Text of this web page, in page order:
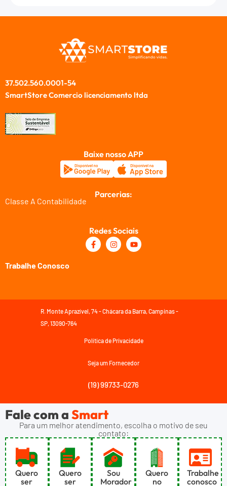
37.502.560.0001-54
SmartStore Comercio licenciamento ltda
Baixe nosso APP
Parcerias:
Classe A Contabilidade
Redes Sociais
Trabalhe Conosco
R. Monte Aprazível, 74 - Chácara da Barra, Campinas -
SP, 13090-764
Política de Privacidade
Seja um Fornecedor
(19) 99733-0276
Fale com aSmart
Para um melhor atendimento, escolha o motivo de seu
contato:
Quero
ser
Quero
ser
Sou
Morador
Quero
no
Trabalhe
conosco